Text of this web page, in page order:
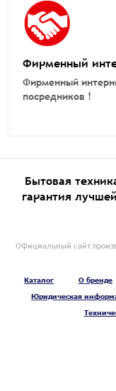
Фирменный
Фирменный
посредников !
Бытовая
гарантия
Официальный сайт
Каталог О бренде
Юридическая